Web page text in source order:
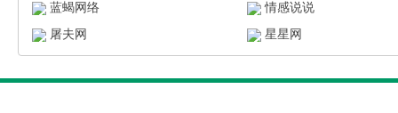
蓝蝎网络
情感说说
屠夫网
星星网